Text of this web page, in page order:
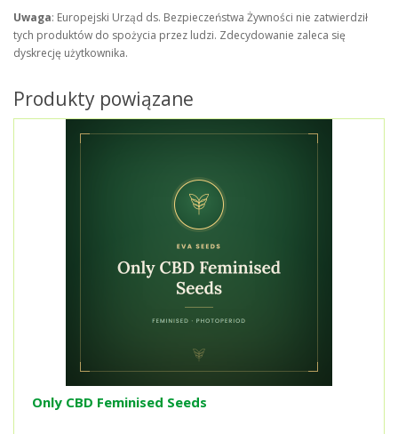
Uwaga: Europejski Urząd ds. Bezpieczeństwa Żywności nie zatwierdził
tych produktów do spożycia przez ludzi. Zdecydowanie zaleca się
dyskrecję użytkownika.
Produkty powiązane
Only CBD Feminised Seeds